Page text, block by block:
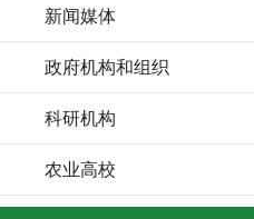
新闻媒体
政府机构和组织
科研机构
农业高校